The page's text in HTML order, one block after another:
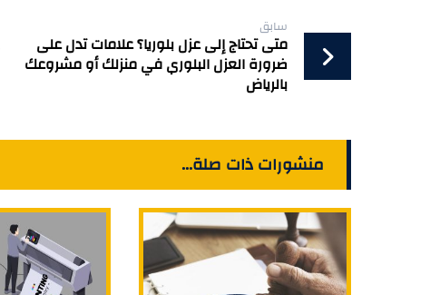
سابق
متى تحتاج إلى عزل بلوريا؟ علامات تدل على
ضرورة العزل البلوري في منزلك أو مشروعك
بالرياض
منشورات ذات صلة...